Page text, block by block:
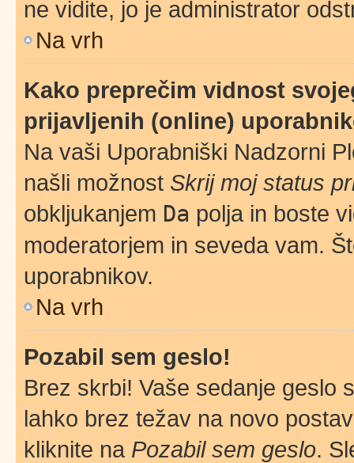
ne vidite, jo je administrator
Na vrh
Kako preprečim vidnost
prijavljenih (online)
Na vaši Uporabniški Nadzorni
našli možnost Skrij moj status
obkljukanjem Da polja in boste
moderatorjem in seveda vam.
uporabnikov.
Na vrh
Pozabil sem geslo!
Brez skrbi! Vaše sedanje geslo
lahko brez težav na novo
kliknite na Pozabil sem geslo.